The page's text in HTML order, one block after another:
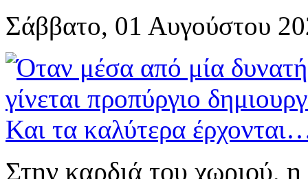
Σάββατο, 01 Αυγούστου
Στην καρδιά του χωριού,